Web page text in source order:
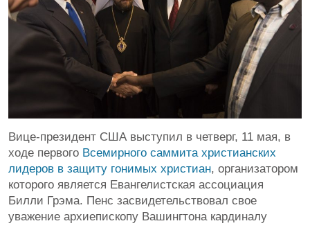
Вице-президент США выступил в четверг, 11 мая, в
ходе первого Всемирного саммита христианских
лидеров в защиту гонимых христиан, организатором
которого является Евангелистская ассоциация
Билли Грэма. Пенс засвидетельствовал свое
уважение архиепископу Вашингтона кардиналу